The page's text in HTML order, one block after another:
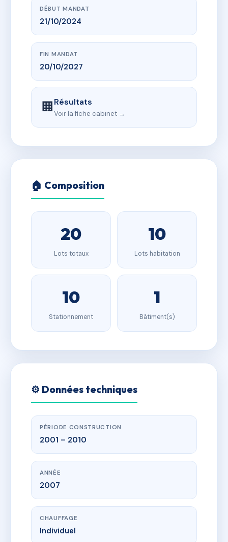
DÉBUT MANDAT
21/10/2024
FIN MANDAT
20/10/2027
🏢Résultats
Voir la fiche cabinet →
🏠 Composition
20
Lots totaux
10
Lots habitation
10
Stationnement
1
Bâtiment(s)
⚙️ Données techniques
PÉRIODE CONSTRUCTION
2001 – 2010
ANNÉE
2007
CHAUFFAGE
Individuel